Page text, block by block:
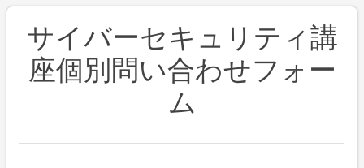
サイバーセキュリティ講
座個別問い合わせフォー
ム